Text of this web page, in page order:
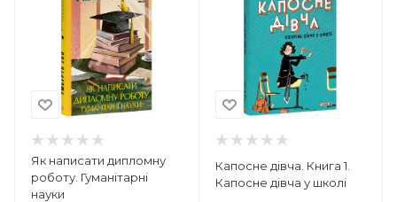
Як написати дипломну
роботу. Гуманітарні
науки
Капосне дівча. Книга 1.
Капосне дівча у школі